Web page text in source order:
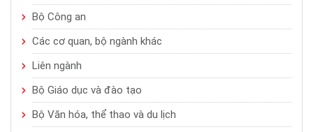
Bộ Công an
Các cơ quan, bộ ngành khác
Liên ngành
Bộ Giáo dục và đào tạo
Bộ Văn hóa, thể thao và du lịch